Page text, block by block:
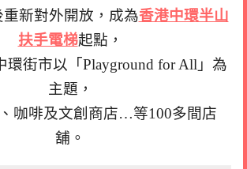
重新對外開放，成為香港中環半山
扶手電梯起點，
環街市以「Playground for All」為
主題，
咖啡及文創商店…等100多間店
舖。